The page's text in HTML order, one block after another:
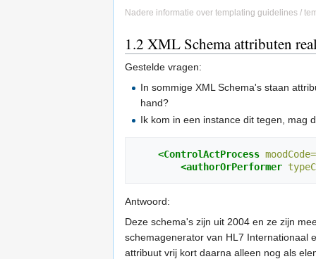
Nadere informatie over templating guidelines /
1.2 XML Schema attributen
Gestelde vragen:
In sommige XML Schema's staan
hand?
Ik kom in een instance dit tegen, mag
<ControlActProcess moodCode=
<authorOrPerformer
Antwoord:
Deze schema's zijn uit 2004 en ze zijn
schemagenerator van HL7 Internationaal
attribuut vrij kort daarna alleen nog als